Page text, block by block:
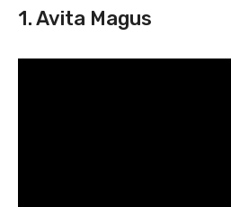
1. Avita Magus